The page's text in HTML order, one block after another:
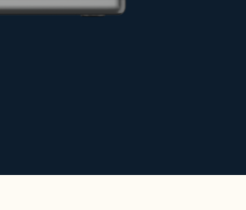
o alquilar
su proyecto.